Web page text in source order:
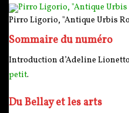
Pirro Ligorio, "Antique Urbis
Sommaire du numéro
Introduction d’Adeline
petit.
Du Bellay et les arts